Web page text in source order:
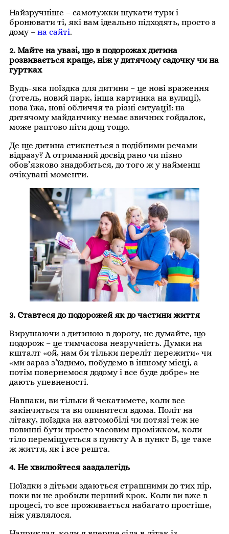
Найзручніше – самотужки шукати тури і
бронювати ті, які вам ідеально підходять, просто з
дому – на сайті.
2. Майте на увазі, що в подорожах дитина
розвивається краще, ніж у дитячому садочку чи на
гуртках
Будь-яка поїздка для дитини – це нові враження
(готель, новий парк, інша картинка на вулиці),
нова їжа, нові обличчя та різні ситуації: на
дитячому майданчику немає звичних гойдалок,
може раптово піти дощ тощо.
Де ще дитина стикнеться з подібними речами
відразу? А отриманий досвід рано чи пізно
обов’язково знадобиться, до того ж у найменш
очікувані моменти.
3. Ставтеся до подорожей як до частини життя
Вирушаючи з дитиною в дорогу, не думайте, що
подорож – це тимчасова незручність. Думки на
кшталт «ой, нам би тільки переліт пережити» чи
«ми зараз з’їздимо, побудемо в іншому місці, а
потім повернемося додому і все буде добре» не
дають упевненості.
Навпаки, ви тільки й чекатимете, коли все
закінчиться та ви опинитеся вдома. Політ на
літаку, поїздка на автомобілі чи потязі теж не
повинні бути просто часовим проміжком, коли
тіло переміщується з пункту А в пункт Б, це таке
ж життя, як і все решта.
4. Не хвилюйтеся заздалегідь
Поїздки з дітьми здаються страшними до тих пір,
поки ви не зробили перший крок. Коли ви вже в
процесі, то все проживається набагато простіше,
ніж уявлялося.